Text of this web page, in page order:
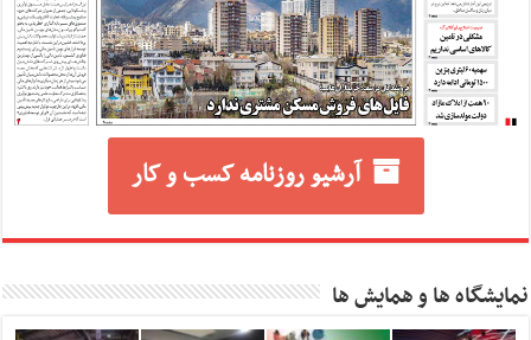
آرشیو روزنامه کسب و کار
نمایشگاه ها و همایش ها